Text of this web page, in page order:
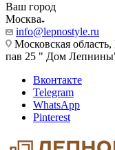
Ваш город
Москва
info@lepnostyle.ru
Московская
пав 25 " Дом
Вконтакте
Telegram
WhatsApp
Pinterest